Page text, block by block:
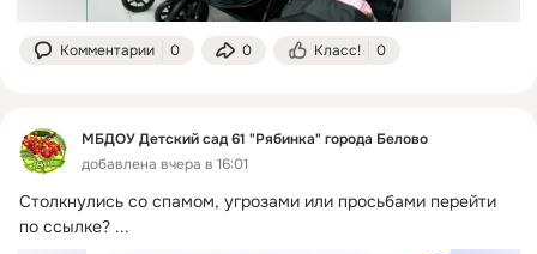
Комментарии 0 0 Класс! 0
МБДОУ Детский сад 61 "Рябинка" города Белово
добавлена вчера в 16:01
Столкнулись со спамом, угрозами или просьбами перейти
по ссылке? ...